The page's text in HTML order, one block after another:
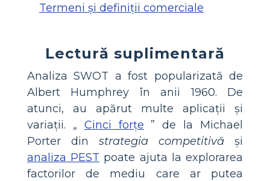
Termeni și definiții comerciale
Lectură suplimentară
Analiza SWOT a fost popularizată de
Albert Humphrey în anii 1960. De
atunci, au apărut multe aplicații și
variații. „ Cinci forțe ” de la Michael
Porter din strategia competitivă și
analiza PEST poate ajuta la explorarea
factorilor de mediu care ar putea